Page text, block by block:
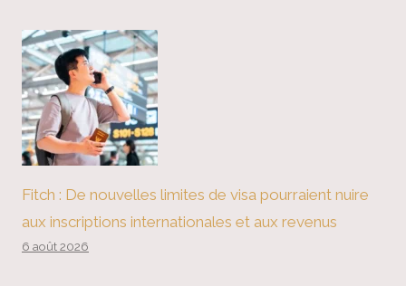
Fitch : De nouvelles limites de visa pourraient nuire
aux inscriptions internationales et aux revenus
6 août 2026